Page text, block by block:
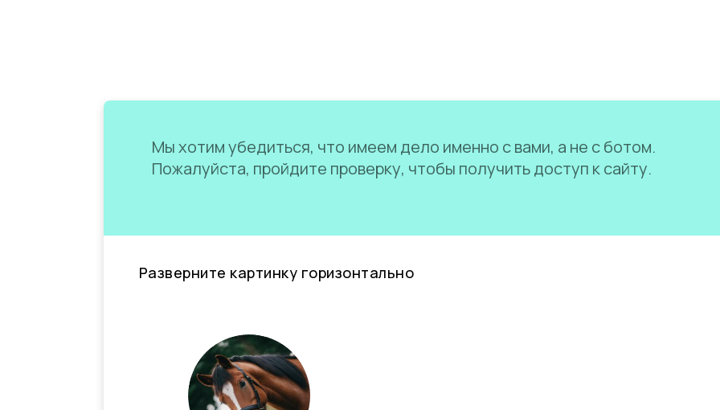
Мы хотим убедиться, что имеем дело именно с вами, а не с ботом.
Пожалуйста, пройдите проверку, чтобы получить доступ к сайту.
Разверните картинку горизонтально